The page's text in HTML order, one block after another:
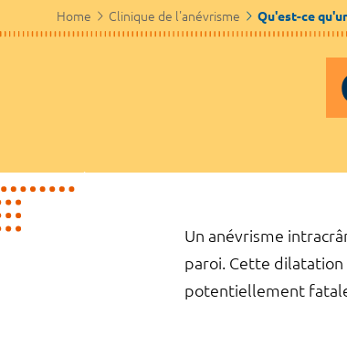
Home Clinique de l'anévrisme Qu'est-ce
Un anévrisme
paroi. Cette
potentiellement